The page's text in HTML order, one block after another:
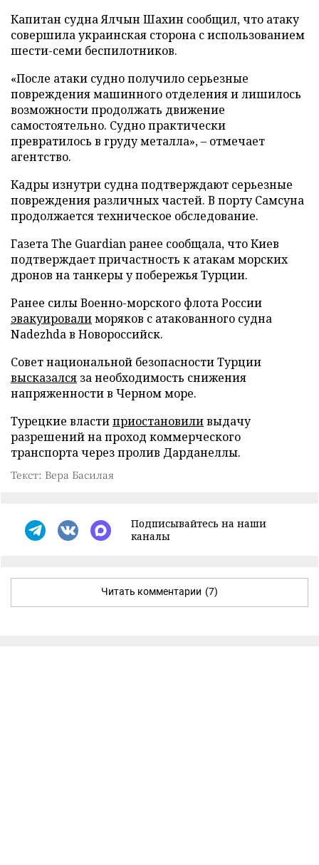
Капитан судна Ялчын Шахин сообщил, что атаку
совершила украинская сторона с использованием
шести-семи беспилотников.
«После атаки судно получило серьезные
повреждения машинного отделения и лишилось
возможности продолжать движение
самостоятельно. Судно практически
превратилось в груду металла», – отмечает
агентство.
Кадры изнутри судна подтверждают серьезные
повреждения различных частей. В порту Самсуна
продолжается техническое обследование.
Газета The Guardian ранее сообщала, что Киев
подтверждает причастность к атакам морских
дронов на танкеры у побережья Турции.
Ранее силы Военно-морского флота России
эвакуировалиморяков с атакованного судна
Nadezhda в Новороссийск.
Совет национальной безопасности Турции
высказался за необходимость снижения
напряженности в Черном море.
Турецкие властиприостановиливыдачу
разрешений на проход коммерческого
транспорта через пролив Дарданеллы.
Текст: Вера Басилая
Подписывайтесь на наши
каналы
Читать комментарии (7)